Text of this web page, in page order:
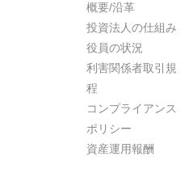
概要/沿革
投資法人の仕組み
役員の状況
利害関係者取引規
程
コンプライアンス
ポリシー
資産運用報酬